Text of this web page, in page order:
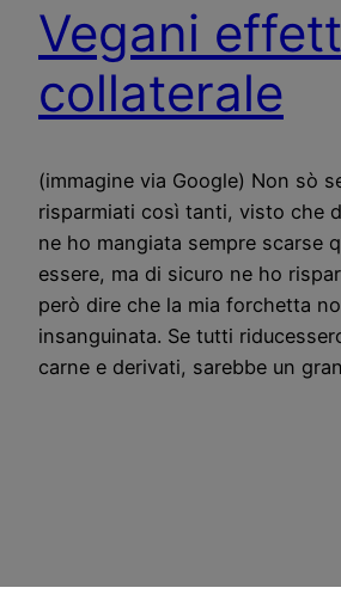
Vegani
collaterale
(immagine via Google) Non sò
risparmiati così tanti, visto che
ne ho mangiata sempre scarse
essere, ma di sicuro ne ho
però dire che la mia forchetta
insanguinata. Se tutti
carne e derivati, sarebbe un